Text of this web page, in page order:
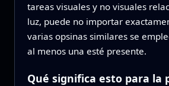
tareas visuales y no visuales
luz, puede no importar
varias opsinas similares se
al menos una esté presente.
Qué significa esto para la